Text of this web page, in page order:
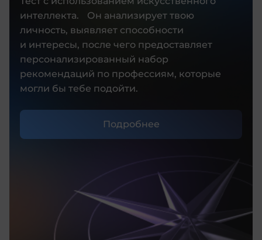
интеллекта. Он анализирует твою
личность, выявляет способности
и интересы, после чего предоставляет
персонализированный набор
рекомендаций по профессиям, которые
могли бы тебе подойти.
Подробнее